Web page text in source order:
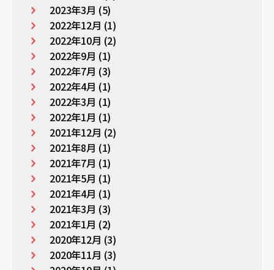
2023年3月 (5)
2022年12月 (1)
2022年10月 (2)
2022年9月 (1)
2022年7月 (3)
2022年4月 (1)
2022年3月 (1)
2022年1月 (1)
2021年12月 (2)
2021年8月 (1)
2021年7月 (1)
2021年5月 (1)
2021年4月 (1)
2021年3月 (3)
2021年1月 (2)
2020年12月 (3)
2020年11月 (3)